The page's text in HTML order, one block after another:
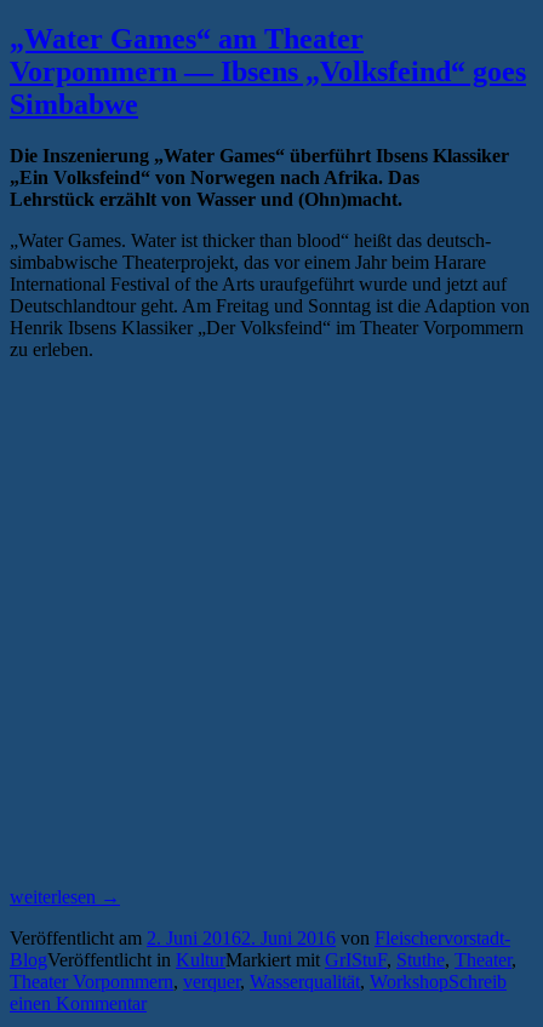
„Water Games“ am Theater
Vorpommern — Ibsens „Volksfeind“ goes
Simbabwe
Die Inszenierung „Water Games“ überführt Ibsens Klassiker
„Ein Volksfeind“ von Norwegen nach Afrika. Das
Lehrstück erzählt von Wasser und (Ohn)macht.
„Water Games. Water ist thicker than blood“ heißt das deutsch-
simbabwische Theaterprojekt, das vor einem Jahr beim Harare
International Festival of the Arts uraufgeführt wurde und jetzt auf
Deutschlandtour geht. Am Freitag und Sonntag ist die Adaption von
Henrik Ibsens Klassiker „Der Volksfeind“ im Theater Vorpommern
zu erleben.
„„Water
am
Theater
Vorpommern
—
weiterlesen →
Veröffentlicht am 2. Juni 20162. Juni 2016 von Fleischervorstadt-
BlogVeröffentlicht in KulturMarkiert mit GrIStuF, Stuthe, Theater,
Theater Vorpommern, verquer, Wasserqualität, WorkshopSchreib
einen Kommentar